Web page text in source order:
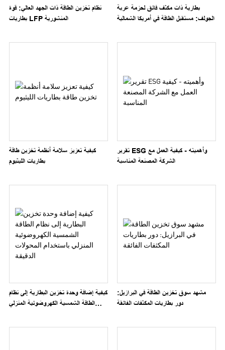
نظام تخزين الطاقة ذات الجهد العالي: قوة
بطاريات LFP المنشورية
بطارية ذات مكثف فائق لحزمة عربة
الجولف: مستقبل الطاقة في أمريكا الشمالية
كيفية تعزيز سلامة أنظمة تخزين طاقة
بطاريات الليثيوم
تقرير ESG وأهميته - كيفية العمل مع
الشركة المصنعة المناسبة
كيفية إضافة وحدة تخزين البطارية إلى نظام
الطاقة الشمسية الكهروضوئية المنزلي
مشهد سوق تخزين الطاقة في البرازيل:
دور بطاريات المكثفات الفائقة